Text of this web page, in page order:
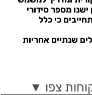
מספר סידורי
כי כלל
חדשים וכוללים שנתיים אחריות
צפו ▼